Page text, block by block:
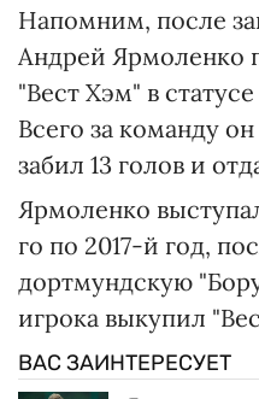
Напомним, после
Андрей Ярмоленко
"Вест Хэм" в
Всего за команду
забил 13 голов и
Ярмоленко
го по 2017-й год,
дортмундскую
игрока выкупил
ВАС ЗАИНТЕРЕСУЕТ